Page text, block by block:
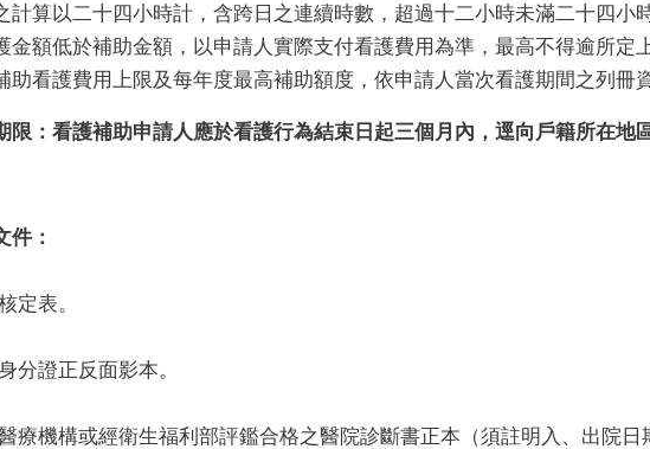
計算以二十四小時計，含跨日之連續時數，超過十二小時未滿二十四小
金額低於補助金額，以申請人實際支付看護費用為準，最高不得逾所定上
助看護費用上限及每年度最高補助額度，依申請人當次看護期間之列冊
限：看護補助申請人應於看護行為結束日起三個月內，逕向戶籍所在地
件：
定表。
分證正反面影本。
療機構或經衛生福利部評鑑合格之醫院診斷書正本（須註明入、出院